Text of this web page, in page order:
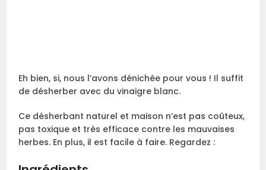
Eh bien, si, nous l’avons dénichée pour vous ! Il suffit
de désherber avec du vinaigre blanc.
Ce désherbant naturel et maison n’est pas coûteux,
pas toxique et très efficace contre les mauvaises
herbes. En plus, il est facile à faire. Regardez :